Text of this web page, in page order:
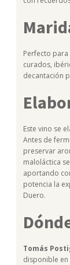
Perfecto
curados,
decantación
Este vino se
Antes de
preservar
maloláctica
aportando
potencia la
Duero.
Tomás
disponible en